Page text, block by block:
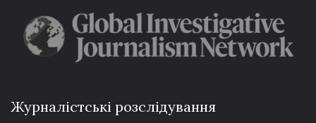
Журналістські розслідування